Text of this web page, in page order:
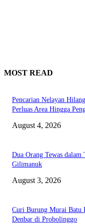
MOST READ
Pencarian Nelayan
Perluas Area Hingga
August 4, 2026
Dua Orang Tewas dalam
Gilimanuk
August 3, 2026
Curi Burung Murai Batu
Denbar di Probolinggo